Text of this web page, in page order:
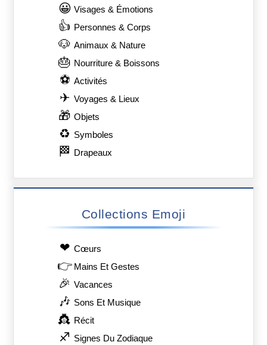
😀 Visages & Émotions
👍 Personnes & Corps
🐶 Animaux & Nature
🎂 Nourriture & Boissons
⚽ Activités
✈ Voyages & Lieux
🎁 Objets
♻ Symboles
🏁 Drapeaux
Collections Emoji
❤ Сœurs
👉 Mains Et Gestes
🎉 Vacances
🎶 Sons Et Musique
👸 Récit
♐ Signes Du Zodiaque